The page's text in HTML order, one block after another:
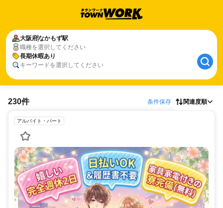
大阪府なかもず駅
職種を選択してください
長期休暇あり
キーワードを選択してください
230件 条件保存 関連度順
アルバイト・パート